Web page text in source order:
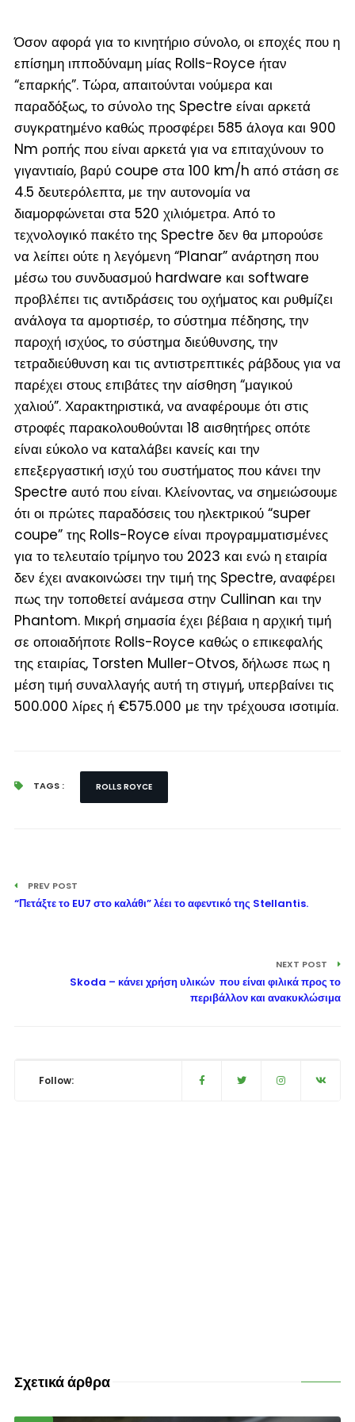
Όσον αφορά για το κινητήριο σύνολο, οι εποχές που η
επίσημη ιπποδύναμη μίας Rolls-Royce ήταν
“επαρκής”. Τώρα, απαιτούνται νούμερα και
παραδόξως, το σύνολο της Spectre είναι αρκετά
συγκρατημένο καθώς προσφέρει 585 άλογα και 900
Nm ροπής που είναι αρκετά για να επιταχύνουν το
γιγαντιαίο, βαρύ coupe στα 100 km/h από στάση σε
4.5 δευτερόλεπτα, με την αυτονομία να
διαμορφώνεται στα 520 χιλιόμετρα. Από το
τεχνολογικό πακέτο της Spectre δεν θα μπορούσε
να λείπει ούτε η λεγόμενη “Planar” ανάρτηση που
μέσω του συνδυασμού hardware και software
προβλέπει τις αντιδράσεις του οχήματος και ρυθμίζει
ανάλογα τα αμορτισέρ, το σύστημα πέδησης, την
παροχή ισχύος, το σύστημα διεύθυνσης, την
τετραδιεύθυνση και τις αντιστρεπτικές ράβδους για να
παρέχει στους επιβάτες την αίσθηση “μαγικού
χαλιού”. Χαρακτηριστικά, να αναφέρουμε ότι στις
στροφές παρακολουθούνται 18 αισθητήρες οπότε
είναι εύκολο να καταλάβει κανείς και την
επεξεργαστική ισχύ του συστήματος που κάνει την
Spectre αυτό που είναι. Κλείνοντας, να σημειώσουμε
ότι οι πρώτες παραδόσεις του ηλεκτρικού “super
coupe” της Rolls-Royce είναι προγραμματισμένες
για το τελευταίο τρίμηνο του 2023 και ενώ η εταιρία
δεν έχει ανακοινώσει την τιμή της Spectre, αναφέρει
πως την τοποθετεί ανάμεσα στην Cullinan και την
Phantom. Μικρή σημασία έχει βέβαια η αρχική τιμή
σε οποιαδήποτε Rolls-Royce καθώς ο επικεφαλής
της εταιρίας, Torsten Muller-Otvos, δήλωσε πως η
μέση τιμή συναλλαγής αυτή τη στιγμή, υπερβαίνει τις
500.000 λίρες ή €575.000 με την τρέχουσα ισοτιμία.
TAGS : ROLLS ROYCE
PREV POST
“Πετάξτε το EU7 στο καλάθι” λέει το αφεντικό της Stellantis.
NEXT POST
Skoda – κάνει χρήση υλικών που είναι φιλικά προς το
περιβάλλον και ανακυκλώσιμα
Follow:
Σχετικά άρθρα